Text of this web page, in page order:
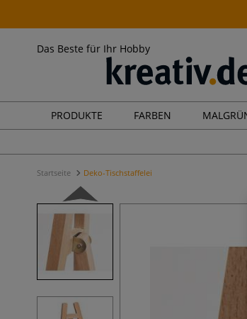
Das Beste für Ihr Hobby
PRODUKTE FARBEN
Startseite Deko-Tischstaffelei